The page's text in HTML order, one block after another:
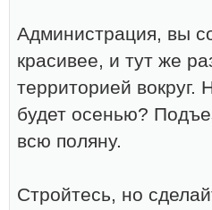
Администрация, вы
красивее, и тут же
территорией
будет осенью?
всю поляну.
Стройтесь, но